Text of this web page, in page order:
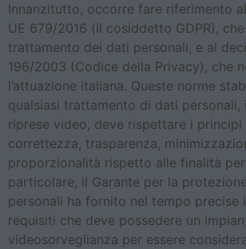
Innanzitutto, occorre fare riferimento
UE 679/2016 (il cosiddetto GDPR),
trattamento dei dati personali, e al
196/2003 (Codice della Privacy), che
l’attuazione italiana. Queste norme
qualsiasi trattamento di dati personali,
riprese video, deve rispettare i principi
correttezza, trasparenza,
proporzionalità rispetto alle finalità
particolare, il Garante per la
personali ha fornito nel tempo precise
requisiti che deve possedere un
videosorveglianza per essere